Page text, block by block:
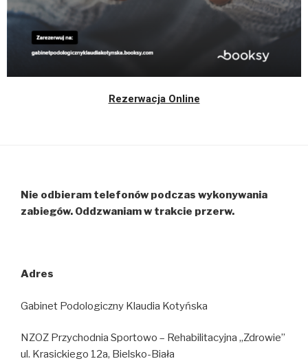
Rezerwacja Online
Nie odbieram telefonów podczas wykonywania
zabiegów. Oddzwaniam w trakcie przerw.
Adres
Gabinet Podologiczny Klaudia Kotyńska
NZOZ Przychodnia Sportowo – Rehabilitacyjna „Zdrowie”
ul. Krasickiego 12a, Bielsko-Biała